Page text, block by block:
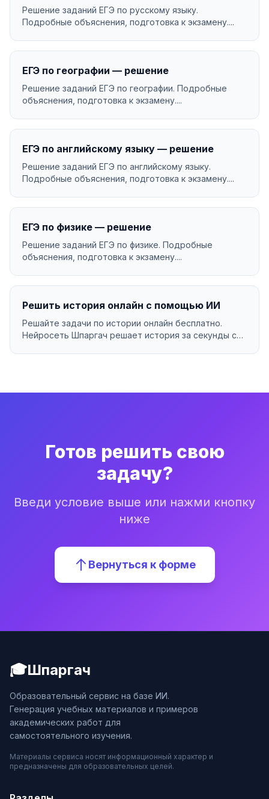
Решение заданий ЕГЭ по русскому языку.
Подробные объяснения, подготовка к экзамену....
ЕГЭ по географии — решение
Решение заданий ЕГЭ по географии. Подробные
объяснения, подготовка к экзамену....
ЕГЭ по английскому языку — решение
Решение заданий ЕГЭ по английскому языку.
Подробные объяснения, подготовка к экзамену....
ЕГЭ по физике — решение
Решение заданий ЕГЭ по физике. Подробные
объяснения, подготовка к экзамену....
Решить история онлайн с помощью ИИ
Решайте задачи по истории онлайн бесплатно.
Нейросеть Шпаргач решает история за секунды с
Готов решить свою
задачу?
Введи условие выше или нажми кнопку
ниже
Вернуться к форме
🎓Шпаргач
Образовательный сервис на базе ИИ.
Генерация учебных материалов и примеров
академических работ для
самостоятельного изучения.
Материалы сервиса носят информационный характер и
предназначены для образовательных целей.